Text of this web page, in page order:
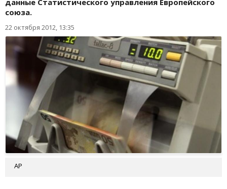
данные Статистического управления Европейского
союза.
22 октября 2012, 13:35
АР